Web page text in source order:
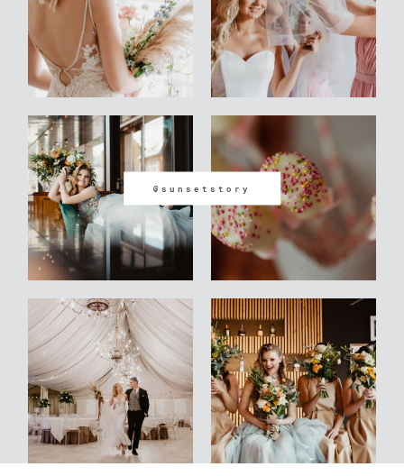
@sunsetstory